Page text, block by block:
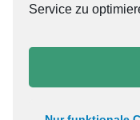
Service zu